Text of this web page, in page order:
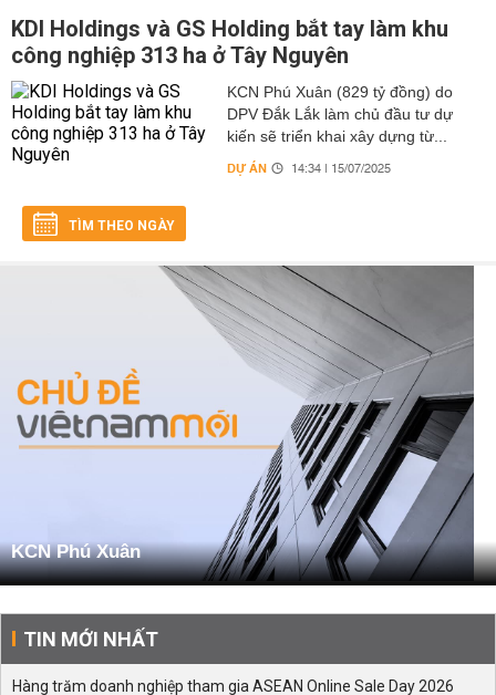
KDI Holdings và GS Holding bắt tay làm khu
công nghiệp 313 ha ở Tây Nguyên
KCN Phú Xuân (829 tỷ đồng) do
DPV Đắk Lắk làm chủ đầu tư dự
kiến sẽ triển khai xây dựng từ...
DỰ ÁN 14:34 | 15/07/2025
TÌM THEO NGÀY
KCN Phú Xuân
TIN MỚI NHẤT
Hàng trăm doanh nghiệp tham gia ASEAN Online Sale Day 2026